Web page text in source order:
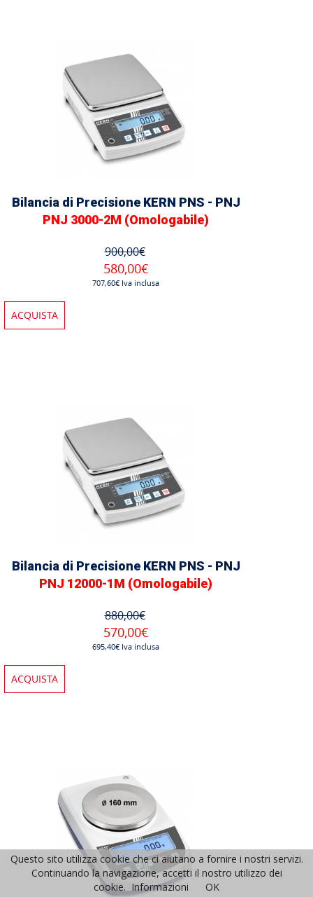
Bilancia di Precisione KERN PNS - PNJ
PNJ 3000-2M (Omologabile)
900,00€
580,00€
707,60€ Iva inclusa
ACQUISTA
Bilancia di Precisione KERN PNS - PNJ
PNJ 12000-1M (Omologabile)
880,00€
570,00€
695,40€ Iva inclusa
ACQUISTA
Questo sito utilizza cookie che ci aiutano a fornire i nostri servizi.
Continuando la navigazione, accetti il nostro utilizzo dei
cookie. Informazioni OK